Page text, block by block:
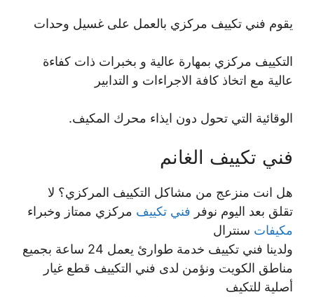
يقوم فني تكييف مركزي بالعمل على غسيل وحدات
التكييف مركزي بمهارة عالية و بخبرات ذات كفاءة
عالية مع اتخاذ كافة الاجراءات و التدابير
الوقائية التي تحول دون ايذاء محرك المكيف.
فني تكييف الغانم
هل انت منزعج من مشاكل التكييف المركزي؟ لا
تقلق بعد اليوم نوفر فني تكييف مركزي ممتاز وخبراء
مكيفات سنترال
ولدينا فني تكييف خدمة طوارئ يعمل 24 ساعة بجميع
مناطق الكويت ونؤمن لدى فني التكييف قطع غيار
أصلية للتكيف